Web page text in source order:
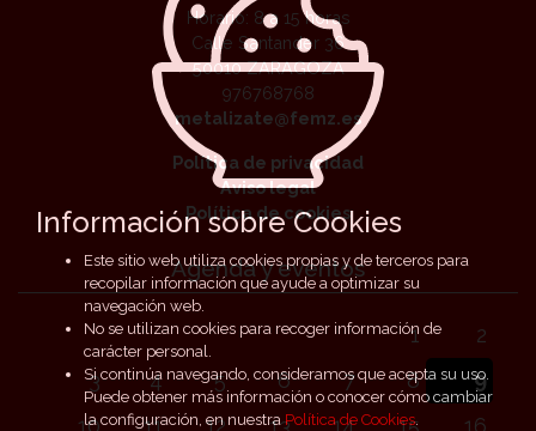
Horario: 8 a 15 horas
Calle Santander 36
50010 ZARAGOZA
976768768
metalizate@femz.es
Política de privacidad
Aviso legal
Política de cookies
Agenda y eventos
1
2
3
4 5 6 7 8
9
Información sobre Cookies
Este sitio web utiliza cookies propias y de terceros para
recopilar información que ayude a optimizar su
navegación web.
No se utilizan cookies para recoger información de
carácter personal.
Si continúa navegando, consideramos que acepta su uso.
Puede obtener más información o conocer cómo cambiar
la configuración, en nuestraPolítica de Cookies.